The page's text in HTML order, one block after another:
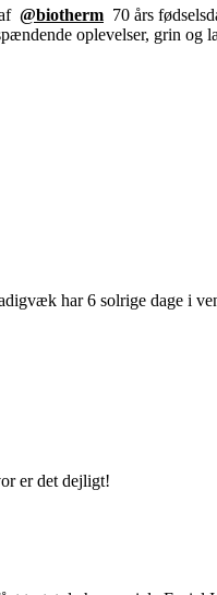
@biotherm 70 års
oplevelser, grin og
har 6 solrige dage i
er det dejligt!